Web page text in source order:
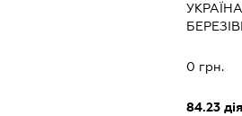
0 грн.
84.23